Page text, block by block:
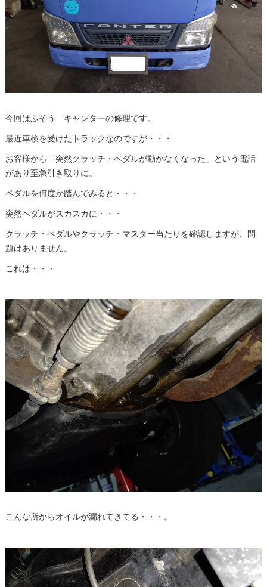
今回はふそう キャンターの修理です。
最近車検を受けたトラックなのですが・・・
お客様から「突然クラッチ・ペダルが動かなくなった」という電話
があり至急引き取りに。
ペダルを何度か踏んでみると・・・
突然ペダルがスカスカに・・・
クラッチ・ペダルやクラッチ・マスター当たりを確認しますが、問
題はありません。
これは・・・
こんな所からオイルが漏れてきてる・・・。